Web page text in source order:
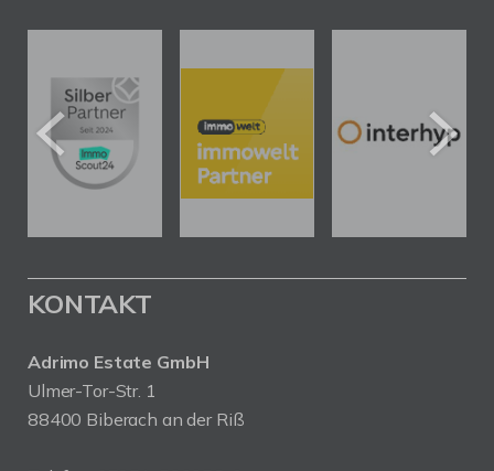
KONTAKT
Adrimo Estate GmbH
Ulmer-Tor-Str. 1
88400 Biberach an der Riß